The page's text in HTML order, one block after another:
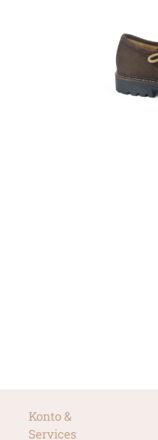
Konto &
Services